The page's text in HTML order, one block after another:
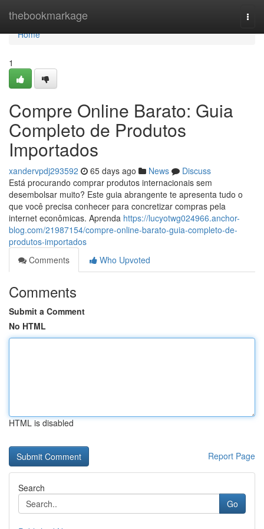
thebookmarkage
Home
Home
1
Compre Online Barato: Guia
Completo de Produtos
Importados
xandervpdj293592 65 days ago News
Discuss
Está procurando comprar produtos internacionais sem
desembolsar muito? Este guia abrangente te apresenta tudo o
que você precisa conhecer para concretizar compras pela
internet econômicas. Aprenda https://lucyotwg024966.anchor-
blog.com/21987154/compre-online-barato-guia-completo-de-
produtos-importados
Comments
Who Upvoted
Comments
Submit a Comment
No HTML
HTML is disabled
Report Page
Search
Go